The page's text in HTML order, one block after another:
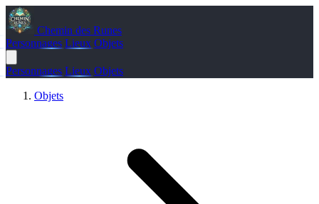
Chemin des Runes
Personnages Lieux Objets
Personnages Lieux Objets
Objets